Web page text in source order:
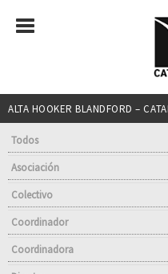
ALTA HOOKER BLANDFORD –
Todos
Asociación
Colectivo
Coordinador
Coordinadora